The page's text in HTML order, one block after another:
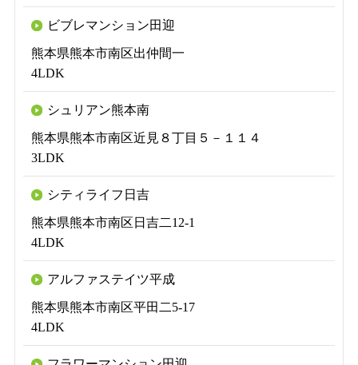
ビブレマンション田迎
熊本県熊本市南区出仲間一
4LDK
シュリアン熊本南
熊本県熊本市南区近見８丁目５－１１４
3LDK
シティライフ日吉
熊本県熊本市南区日吉二12-1
4LDK
アルファステイツ平成
熊本県熊本市南区平田二5-17
4LDK